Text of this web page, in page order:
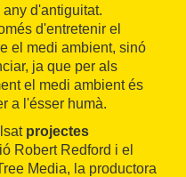
d'antiguitat.
d'entretenir el
el medi ambient, sinó
ja que per als
el medi ambient és
a l'ésser humà.
projectes
Robert Redford i el
Media, la productora